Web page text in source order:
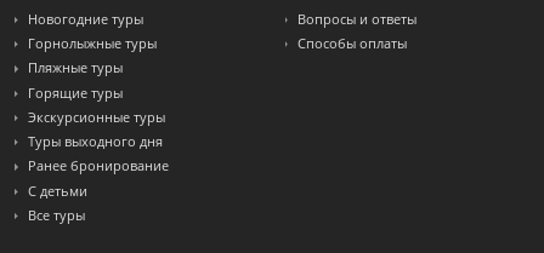
Новогодние туры
Горнолыжные туры
Пляжные туры
Горящие туры
Экскурсионные туры
Туры выходного дня
Ранее бронирование
С детьми
Все туры
Вопросы и ответы
Способы оплаты